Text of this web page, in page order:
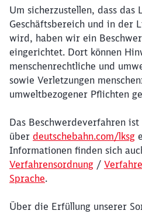
Um sicherzustellen, dass das
Geschäftsbereich und in der
wird, haben wir ein
eingerichtet. Dort können
menschenrechtliche und
sowie Verletzungen
umweltbezogener Pflichten
Das Beschwerdeverfahren ist
über deutschebahn.com/lksg
Informationen finden sich
Verfahrensordnung /
Sprache.
Über die Erfüllung unserer
werden?
Abbrechen